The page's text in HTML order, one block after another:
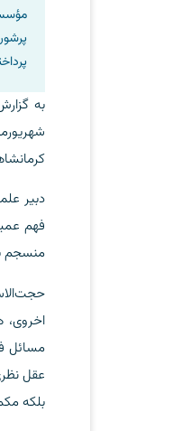
دبیر
فهم
منسجم
اخروی،
مسائل
عقل
بلکه